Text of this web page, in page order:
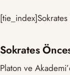
Sokrates
Platon ve